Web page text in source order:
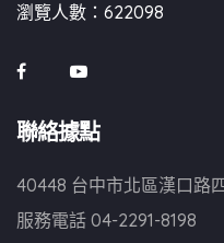
瀏覽人數：622098
聯絡據點
40448 台中市北區漢口路
服務電話 04-2291-8198